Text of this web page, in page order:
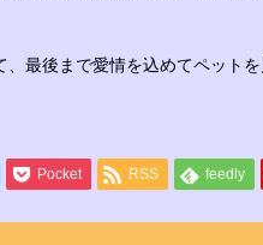
最後まで愛情を込めてペットを
Pocket RSS feedly